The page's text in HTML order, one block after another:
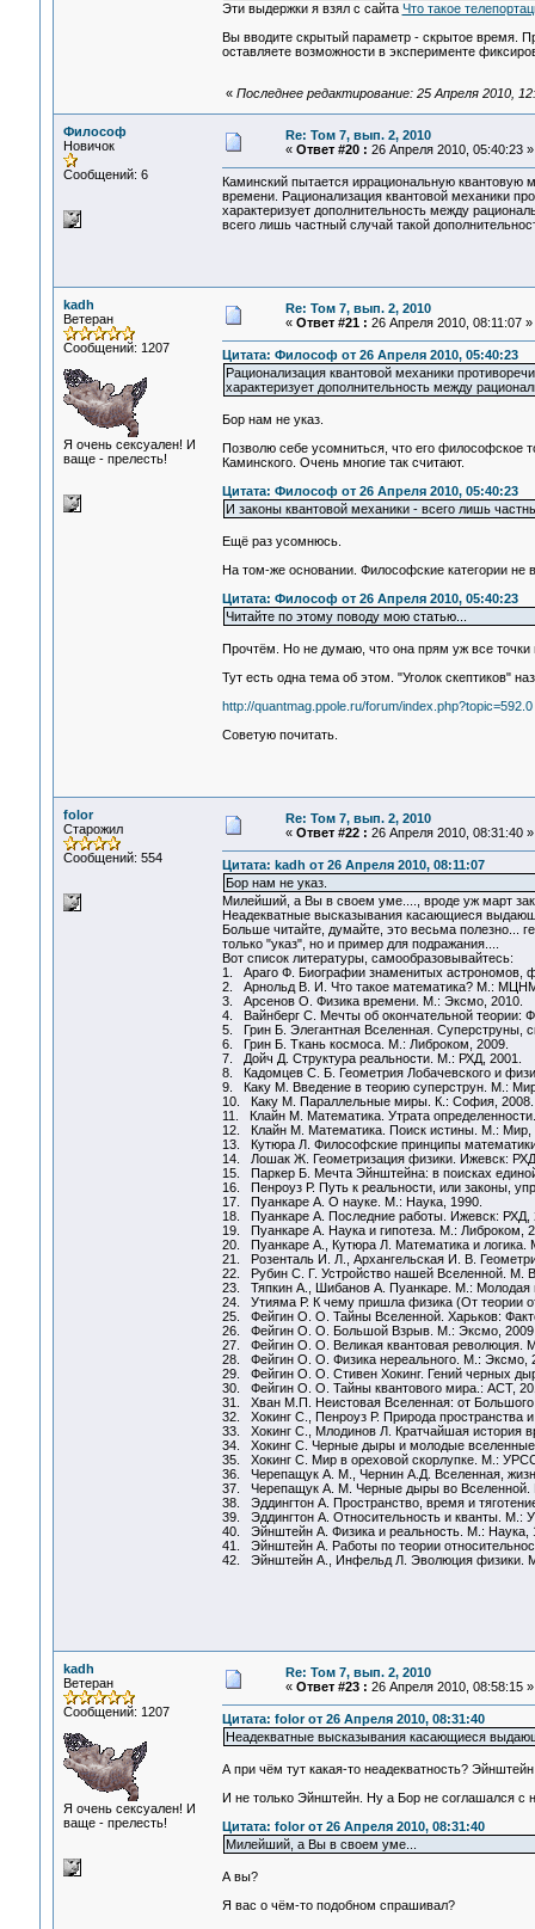
Эти выдержки я взял с сайта Что такое
Вы вводите скрытый параметр - скрытое время.
оставляете возможности в эксперименте
« Последнее редактирование: 25 Апреля 2010,
Философ
Новичок
Сообщений: 6
Re: Том 7, вып. 2, 2010
« Ответ #20 : 26 Апреля 2010, 05:40:23 »
Каминский пытается иррациональную квантовую
времени. Рационализация квантовой механики
характеризует дополнительность между
всего лишь частный случай такой
kadh
Ветеран
Сообщений: 1207
Я очень сексуален! И
ваще - прелесть!
Re: Том 7, вып. 2, 2010
« Ответ #21 : 26 Апреля 2010, 08:11:07 »
Цитата: Философ от 26 Апреля 2010, 05:40:23
Рационализация квантовой механики
характеризует дополнительность между
Бор нам не указ.
Позволю себе усомниться, что его философское
Каминского. Очень многие так считают.
Цитата: Философ от 26 Апреля 2010, 05:40:23
И законы квантовой механики - всего лишь
Ещё раз усомнюсь.
На том-же основании. Философские категории не
Цитата: Философ от 26 Апреля 2010, 05:40:23
Читайте по этому поводу мою статью...
Прочтём. Но не думаю, что она прям уж все точки
Тут есть одна тема об этом. "Уголок скептиков"
http://quantmag.ppole.ru/forum/index.php?topic=592.0
Советую почитать.
folor
Старожил
Сообщений: 554
Re: Том 7, вып. 2, 2010
« Ответ #22 : 26 Апреля 2010, 08:31:40 »
Цитата: kadh от 26 Апреля 2010, 08:11:07
Бор нам не указ.
Милейший, а Вы в своем уме...., вроде уж март
Неадекватные высказывания касающиеся
Больше читайте, думайте, это весьма
только "указ", но и пример для подражания....
Вот список литературы, самообразовывайтесь:
1. Араго Ф. Биографии знаменитых астрономов,
2. Арнольд В. И. Что такое математика? М.:
3. Арсенов О. Физика времени. М.: Эксмо, 2010.
4. Вайнберг С. Мечты об окончательной теории:
5. Грин Б. Элегантная Вселенная. Суперструны,
6. Грин Б. Ткань космоса. М.: Либроком, 2009.
7. Дойч Д. Структура реальности. М.: РХД, 2001.
8. Кадомцев С. Б. Геометрия Лобачевского и
9. Каку М. Введение в теорию суперструн. М.:
10. Каку М. Параллельные миры. К.: София, 2008.
11. Клайн М. Математика. Утрата
12. Клайн М. Математика. Поиск истины. М.: Мир,
13. Кутюра Л. Философские принципы
14. Лошак Ж. Геометризация физики. Ижевск:
15. Паркер Б. Мечта Эйнштейна: в поисках
16. Пенроуз Р. Путь к реальности, или законы,
17. Пуанкаре А. О науке. М.: Наука, 1990.
18. Пуанкаре А. Последние работы. Ижевск: РХД,
19. Пуанкаре А. Наука и гипотеза. М.: Либроком,
20. Пуанкаре А., Кутюра Л. Математика и логика.
21. Розенталь И. Л., Архангельская И. В.
22. Рубин С. Г. Устройство нашей Вселенной. М.
23. Тяпкин А., Шибанов А. Пуанкаре. М.: Молодая
24. Утияма Р. К чему пришла физика (От теории
25. Фейгин О. О. Тайны Вселенной. Харьков:
26. Фейгин О. О. Большой Взрыв. М.: Эксмо,
27. Фейгин О. О. Великая квантовая революция.
28. Фейгин О. О. Физика нереального. М.: Эксмо,
29. Фейгин О. О. Стивен Хокинг. Гений черных
30. Фейгин О. О. Тайны квантового мира.: АСТ,
31. Хван М.П. Неистовая Вселенная: от Большого
32. Хокинг С., Пенроуз Р. Природа пространства
33. Хокинг С., Млодинов Л. Кратчайшая история
34. Хокинг С. Черные дыры и молодые
35. Хокинг С. Мир в ореховой скорлупке. М.:
36. Черепащук А. М., Чернин А.Д. Вселенная,
37. Черепащук А. М. Черные дыры во Вселенной.
38. Эддингтон А. Пространство, время и
39. Эддингтон А. Относительность и кванты. М.:
40. Эйнштейн А. Физика и реальность. М.: Наука,
41. Эйнштейн А. Работы по теории
42. Эйнштейн А., Инфельд Л. Эволюция физики.
kadh
Ветеран
Сообщений: 1207
Я очень сексуален! И
ваще - прелесть!
Re: Том 7, вып. 2, 2010
« Ответ #23 : 26 Апреля 2010, 08:58:15 »
Цитата: folor от 26 Апреля 2010, 08:31:40
Неадекватные высказывания касающиеся
А при чём тут какая-то неадекватность?
И не только Эйнштейн. Ну а Бор не соглашался с
Цитата: folor от 26 Апреля 2010, 08:31:40
Милейший, а Вы в своем уме...
А вы?
Я вас о чём-то подобном спрашивал?